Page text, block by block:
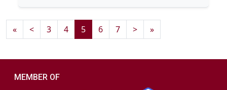
« < 3 4 5 6 7 > »
MEMBER OF